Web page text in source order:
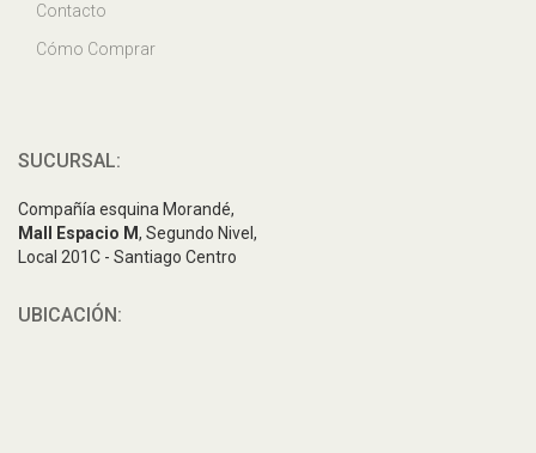
Contacto
Cómo Comprar
SUCURSAL:
Compañía esquina Morandé,
Mall Espacio M, Segundo Nivel,
Local 201C - Santiago Centro
UBICACIÓN: